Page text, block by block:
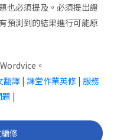
也必須提及。必須提出證
預測到的結果進行可能原
。
翻譯 | 課堂作業英修 | 服務
題 |
修